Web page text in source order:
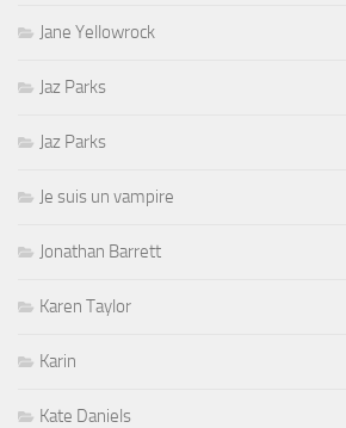
Jane Yellowrock
Jaz Parks
Jaz Parks
Je suis un vampire
Jonathan Barrett
Karen Taylor
Karin
Kate Daniels